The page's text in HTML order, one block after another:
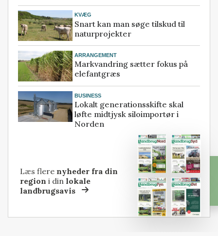
KVÆG
Snart kan man søge tilskud til
naturprojekter
ARRANGEMENT
Markvandring sætter fokus på
elefantgræs
BUSINESS
Lokalt generationsskifte skal
løfte midtjysk siloimportør i
Norden
Læs flere nyheder fra din
region i dinlokale
landbrugsavis